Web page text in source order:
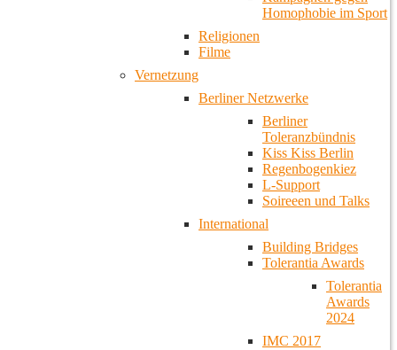
Homophobie im Sport
Religionen
Filme
Vernetzung
Berliner Netzwerke
Berliner
Toleranzbündnis
Kiss Kiss Berlin
Regenbogenkiez
L-Support
Soireeen und Talks
International
Building Bridges
Tolerantia Awards
Tolerantia
Awards
2024
IMC 2017